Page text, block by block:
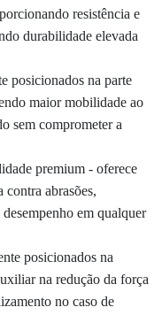
resistência e
durabilidade elevada
posicionados na parte
maior mobilidade ao
sem comprometer a
premium - oferece
contra abrasões,
em qualquer
posicionados na
na redução da força
no caso de